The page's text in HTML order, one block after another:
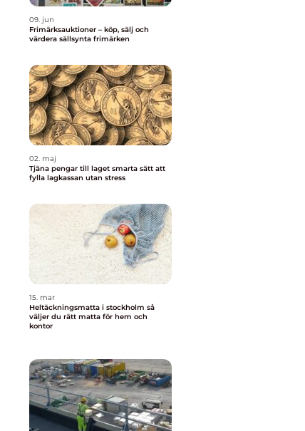
09. jun
Frimärksauktioner – köp, sälj och
värdera sällsynta frimärken
02. maj
Tjäna pengar till laget smarta sätt att
fylla lagkassan utan stress
15. mar
Heltäckningsmatta i stockholm så
väljer du rätt matta för hem och
kontor